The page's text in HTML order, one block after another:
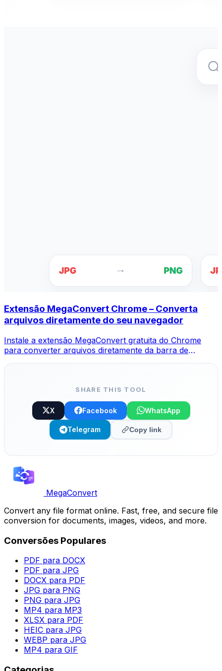
Extensão MegaConvert Chrome – Converta
arquivos diretamente do seu navegador
Instale a extensão MegaConvert gratuita do Chrome
para converter arquivos diretamente da barra de
em qualquer arquivo para converter e acesse todas as
SHARE THIS TOOL
X Facebook WhatsApp
Telegram Copy link
MegaConvert
Convert any file format online. Fast, free, and secure file
conversion for documents, images, videos, and more.
Conversões Populares
PDF para DOCX
PDF para JPG
DOCX para PDF
JPG para PNG
PNG para JPG
MP4 para MP3
XLSX para PDF
HEIC para JPG
WEBP para JPG
MP4 para GIF